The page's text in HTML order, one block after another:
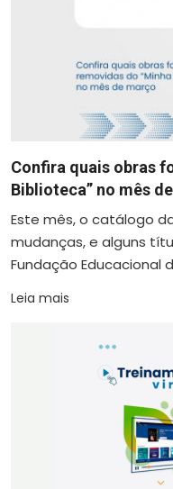
Confira quais obras
Biblioteca” no mês
Este mês, o catálogo
mudanças, e alguns
Fundação Educacional
Leia mais